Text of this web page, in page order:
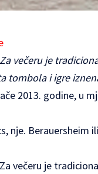
večeru je
tombola i igre
2013. godine, u
nje. Berauersheim
večeru je